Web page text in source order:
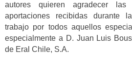
autores quieren agradecer
aportaciones recibidas durante
trabajo por todos aquellos
especialmente a D. Juan Luis
de Eral Chile, S.A.